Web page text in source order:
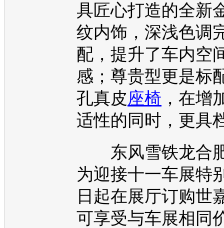
具匠心打造的全新
纹内饰，深浅色调
配，提升了车内空
感；尊贵型更是标
孔真皮座椅 ，在增
适性的同时，更具
东风雪铁龙合
为迎接十一车展特
日起在展厅订购世
可享受与车展相同